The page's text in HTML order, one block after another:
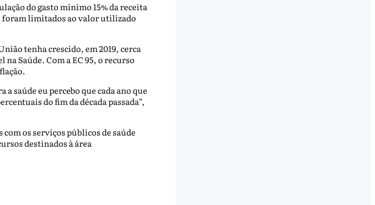
do gasto mínimo 15% da receita
foram limitados ao valor utilizado
tenha crescido, em 2019, cerca
Saúde. Com a EC 95, o recurso
saúde eu percebo que cada ano que
do fim da década passada”,
com os serviços públicos de saúde
destinados à área